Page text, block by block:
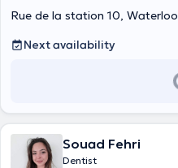
Rue de la station 10, Waterloo
Next availability
Souad Fehri
Dentist